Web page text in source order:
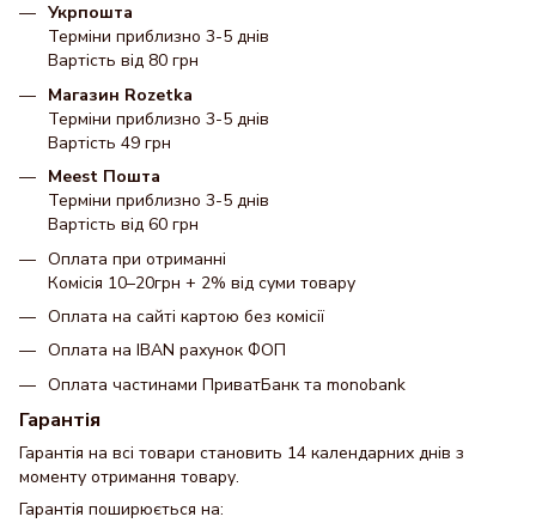
Укрпошта
Терміни приблизно 3-5 днів
Вартість від 80 грн
Магазин Rozetka
Терміни приблизно 3-5 днів
Вартість 49 грн
Meest Пошта
Терміни приблизно 3-5 днів
Вартість від 60 грн
Оплата при отриманні
Комісія 10–20грн + 2% від суми товару
Оплата на сайті картою без комісії
Оплата на IBAN рахунок ФОП
Оплата частинами ПриватБанк та monobank
Гарантія
Гарантія на всі товари становить 14 календарних днів з
моменту отримання товару.
Гарантія поширюється на: